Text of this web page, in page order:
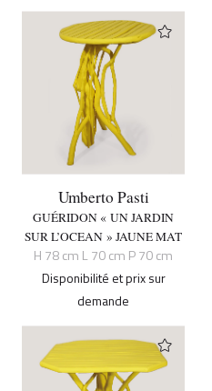
Umberto Pasti
GUÉRIDON « UN JARDIN
SUR L’OCEAN » JAUNE MAT
H 78 cm L 70 cm P 70 cm
Disponibilité et prix sur
demande